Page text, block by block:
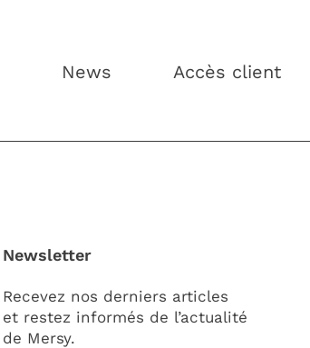
News Accès client
Newsletter
Recevez nos derniers articles
et restez informés de l’actualité
de Mersy.